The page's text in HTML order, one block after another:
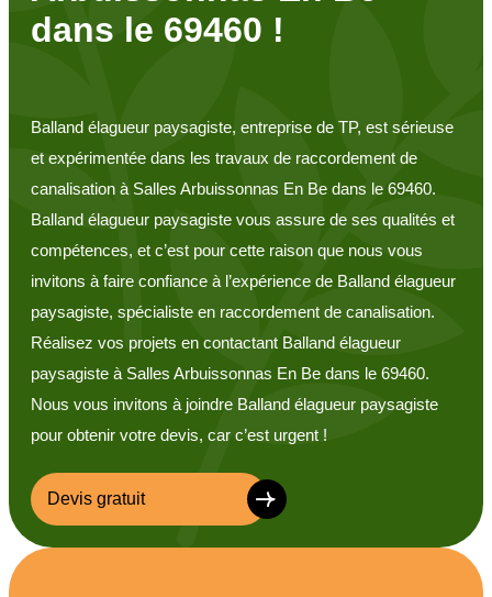
dans le 69460 !
Balland élagueur paysagiste, entreprise de TP, est sérieuse
et expérimentée dans les travaux de raccordement de
canalisation à Salles Arbuissonnas En Be dans le 69460.
Balland élagueur paysagiste vous assure de ses qualités et
compétences, et c’est pour cette raison que nous vous
invitons à faire confiance à l’expérience de Balland élagueur
paysagiste, spécialiste en raccordement de canalisation.
Réalisez vos projets en contactant Balland élagueur
paysagiste à Salles Arbuissonnas En Be dans le 69460.
Nous vous invitons à joindre Balland élagueur paysagiste
pour obtenir votre devis, car c’est urgent !
Devis gratuit